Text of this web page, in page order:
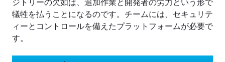
犠牲を払うことになるのです。チームには、セキュリテ
ィーとコントロールを備えたプラットフォームが必要で
す。